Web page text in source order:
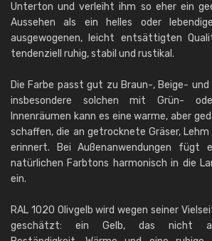
Unterton und verleiht ihm so eher ein
Aussehen als ein helles oder
ausgewogenen, leicht entsättigten
tendenziell ruhig, stabil und rustikal.
Die Farbe passt gut zu Braun-, Beige-
insbesondere solchen mit Grün-
Innenräumen kann es eine warme, aber
schaffen, die an getrocknete Gräser,
erinnert. Bei Außenanwendungen fügt
natürlichen Farbtons harmonisch in die
ein.
RAL 1020 Olivgelb wird wegen seiner
geschätzt: ein Gelb, das nicht